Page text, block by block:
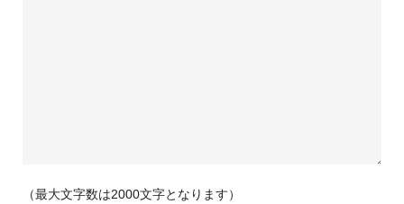
（最大文字数は2000文字となります）